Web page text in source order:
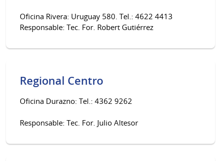
Oficina Rivera: Uruguay 580. Tel.: 4622 4413
Responsable: Tec. For. Robert Gutiérrez
Regional Centro
Oficina Durazno: Tel.: 4362 9262
Responsable: Tec. For. Julio Altesor